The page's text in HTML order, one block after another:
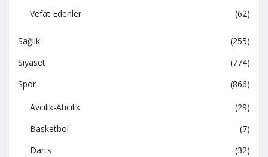
Vefat Edenler
(62)
Sağlık
(255)
Siyaset
(774)
Spor
(866)
Avcılık-Atıcılık
(29)
Basketbol
(7)
Darts
(32)